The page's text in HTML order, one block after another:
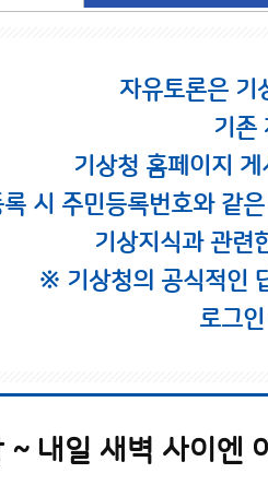
자유토론은 기
기존
기상청 홈페이지
시 주민등록번호와 같
기상지식과 관련
※ 기상청의 공식적인
로그
~ 내일 새벽 사이엔